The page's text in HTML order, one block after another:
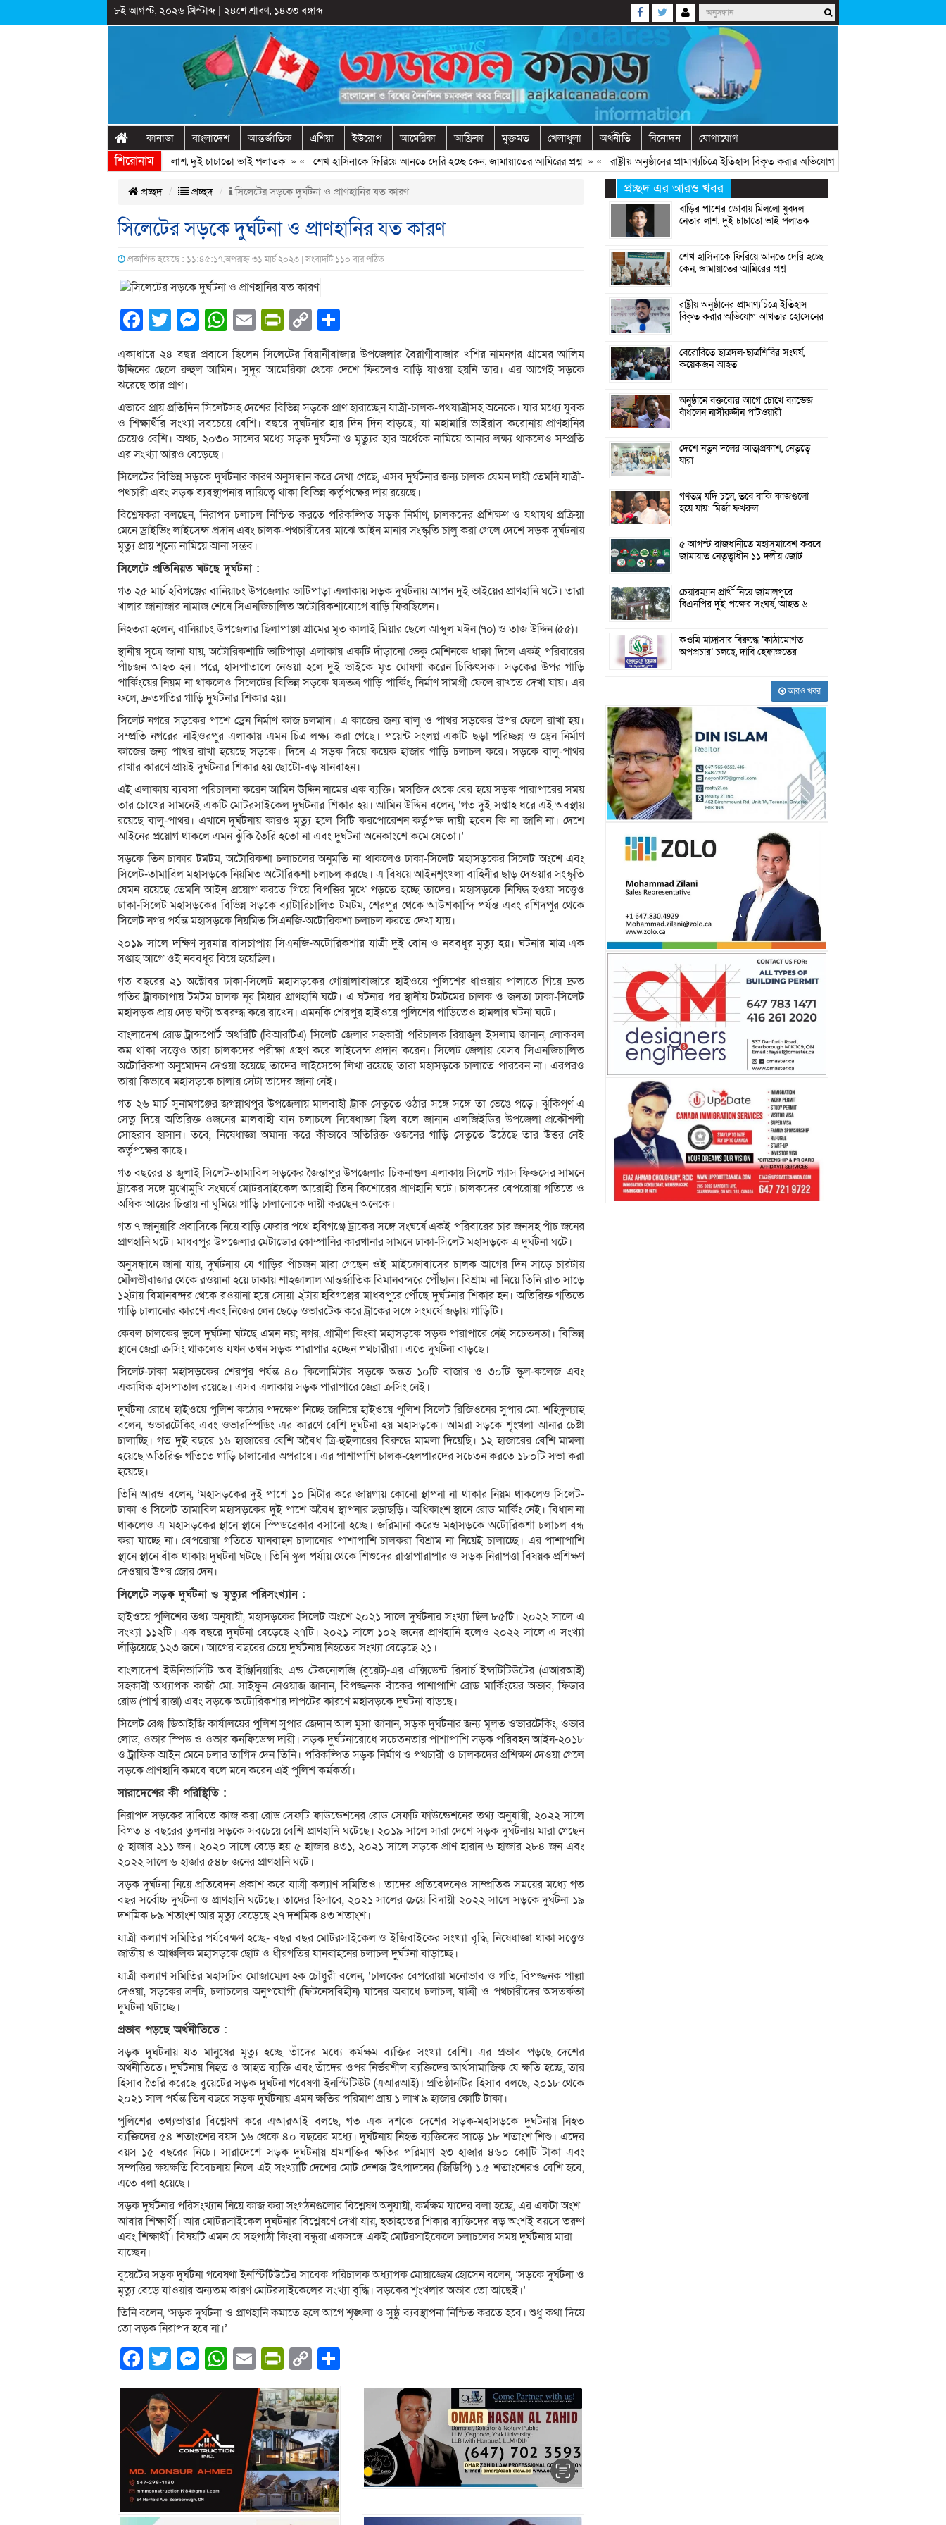
৮ই আগস্ট, ২০২৬ খ্রিস্টাব্দ| ২৪শে শ্রাবণ, ১৪৩৩ বঙ্গাব্দ
কানাডা বাংলাদেশ আন্তর্জাতিক এশিয়া ইউরোপ আমেরিকা আফ্রিকা মুক্তমত খেলাধুলা অর্থনীতি বিনোদন যোগাযোগ
শিরোনাম
ডোবায় মিললো যুবদল নেতার লাশ, দুই চাচাতো ভাই পলাতক» «শেখ হাসিনাকে ফিরিয়ে আনতে দেরি হচ্ছে কেন, জামায়াতের আমিরের প্রশ্ন» «রাষ্ট্রীয় অনুষ্ঠানের প্রামাণ্যচিত্রে ইতিহাস বিকৃত করার অভিযোগ আখতার হোসেনের
প্রচ্ছদ প্রচ্ছদ সিলেটের সড়কে দুর্ঘটনা ও প্রাণহানির যত কারণ
সিলেটের সড়কে দুর্ঘটনা ও প্রাণহানির যত কারণ
প্রকাশিত হয়েছে : ১১:৪৫:১৭,অপরাহ্ন ৩১ মার্চ ২০২৩ | সংবাদটি ১১০ বার পঠিত
Facebook
Twitter
Messenger
WhatsApp
EmailPrintFriendly
Copy
Link
একাধারে ২৪ বছর প্রবাসে ছিলেন সিলেটের বিয়ানীবাজার উপজেলার বৈরাগীবাজার খশির নামনগর গ্রামের আলিম
উদ্দিনের ছেলে রুহুল আমিন। সুদূর আমেরিকা থেকে দেশে ফিরলেও বাড়ি যাওয়া হয়নি তার। এর আগেই সড়কে
ঝরেছে তার প্রাণ।
এভাবে প্রায় প্রতিদিন সিলেটসহ দেশের বিভিন্ন সড়কে প্রাণ হারাচ্ছেন যাত্রী-চালক-পথযাত্রীসহ অনেকে। যার মধ্যে যুবক
ও শিক্ষার্থীর সংখ্যা সবচেয়ে বেশি। বছরে দুর্ঘটনার হার দিন দিন বাড়ছে; যা মহামারি ভাইরাস করোনায় প্রাণহানির
চেয়েও বেশি। অথচ, ২০৩০ সালের মধ্যে সড়ক দুর্ঘটনা ও মৃত্যুর হার অর্ধেকে নামিয়ে আনার লক্ষ্য থাকলেও সম্প্রতি
এর সংখ্যা আরও বেড়েছে।
সিলেটের বিভিন্ন সড়কে দুর্ঘটনার কারণ অনুসন্ধান করে দেখা গেছে, এসব দুর্ঘটনার জন্য চালক যেমন দায়ী তেমনি যাত্রী-
পথচারী এবং সড়ক ব্যবস্থাপনার দায়িত্বে থাকা বিভিন্ন কর্তৃপক্ষের দায় রয়েছে।
বিশ্লেষকরা বলছেন, নিরাপদ চলাচল নিশ্চিত করতে পরিকল্পিত সড়ক নির্মাণ, চালকদের প্রশিক্ষণ ও যথাযথ প্রক্রিয়া
মেনে ড্রাইভিং লাইসেন্স প্রদান এবং চালক-পথচারীদের মাঝে আইন মানার সংস্কৃতি চালু করা গেলে দেশে সড়ক দুর্ঘটনায়
মৃত্যু প্রায় শূন্যে নামিয়ে আনা সম্ভব।
সিলেটে প্রতিনিয়ত ঘটছে দুর্ঘটনা :
গত ২৫ মার্চ হবিগঞ্জের বানিয়াচং উপজেলার ভাটিপাড়া এলাকায় সড়ক দুর্ঘটনায় আপন দুই ভাইয়ের প্রাণহানি ঘটে। তারা
খালার জানাজার নামাজ শেষে সিএনজিচালিত অটোরিকশাযোগে বাড়ি ফিরছিলেন।
নিহতরা হলেন, বানিয়াচং উপজেলার ছিলাপাঞ্জা গ্রামের মৃত কালাই মিয়ার ছেলে আব্দুল মঈন (৭০) ও তাজ উদ্দিন (৫৫)।
স্থানীয় সূত্রে জানা যায়, অটোরিকশাটি ভাটিপাড়া এলাকায় একটি দাঁড়ানো ভেকু মেশিনকে ধাক্কা দিলে একই পরিবারের
পাঁচজন আহত হন। পরে, হাসপাতালে নেওয়া হলে দুই ভাইকে মৃত ঘোষণা করেন চিকিৎসক। সড়কের উপর গাড়ি
পার্কিংয়ের নিয়ম না থাকলেও সিলেটের বিভিন্ন সড়কে যত্রতত্র গাড়ি পার্কিং, নির্মাণ সামগ্রী ফেলে রাখতে দেখা যায়। এর
ফলে, দ্রুতগতির গাড়ি দুর্ঘটনার শিকার হয়।
সিলেট নগরে সড়কের পাশে ড্রেন নির্মাণ কাজ চলমান। এ কাজের জন্য বালু ও পাথর সড়কের উপর ফেলে রাখা হয়।
সম্প্রতি নগরের নাইওরপুর এলাকায় এমন চিত্র লক্ষ্য করা গেছে। পয়েন্ট সংলগ্ন একটি ছড়া পরিচ্ছন্ন ও ড্রেন নির্মাণ
কাজের জন্য পাথর রাখা হয়েছে সড়কে। দিনে এ সড়ক দিয়ে কয়েক হাজার গাড়ি চলাচল করে। সড়কে বালু-পাথর
রাখার কারণে প্রায়ই দুর্ঘটনার শিকার হয় ছোটো-বড় যানবাহন।
এই এলাকায় ব্যবসা পরিচালনা করেন আমিন উদ্দিন নামের এক ব্যক্তি। মসজিদ থেকে বের হয়ে সড়ক পারাপারের সময়
তার চোখের সামনেই একটি মোটরসাইকেল দুর্ঘটনার শিকার হয়। আমিন উদ্দিন বলেন, ‘গত দুই সপ্তাহ ধরে এই অবস্থায়
রয়েছে বালু-পাথর। এখানে দুর্ঘটনায় কারও মৃত্যু হলে সিটি করপোরেশন কর্তৃপক্ষ দায়ী হবেন কি না জানি না। দেশে
আইনের প্রয়োগ থাকলে এমন ঝুঁকি তৈরি হতো না এবং দুর্ঘটনা অনেকাংশে কমে যেতো।’
সড়কে তিন চাকার টমটম, অটোরিকশা চলাচলের অনুমতি না থাকলেও ঢাকা-সিলেট মহাসড়কের সিলেট অংশে এবং
সিলেট-তামাবিল মহাসড়কে নিয়মিত অটোরিকশা চলাচল করছে। এ বিষয়ে আইনশৃংখলা বাহিনীর ছাড় দেওয়ার সংস্কৃতি
যেমন রয়েছে তেমনি আইন প্রয়োগ করতে গিয়ে বিপত্তির মুখে পড়তে হচ্ছে তাদের। মহাসড়কে নিষিদ্ধ হওয়া সত্ত্বেও
ঢাকা-সিলেট মহাসড়কের বিভিন্ন সড়কে ব্যাটারিচালিত টমটম, শেরপুর থেকে আউশকান্দি পর্যন্ত এবং রশিদপুর থেকে
সিলেট নগর পর্যন্ত মহাসড়কে নিয়মিত সিএনজি-অটোরিকশা চলাচল করতে দেখা যায়।
২০১৯ সালে দক্ষিণ সুরমায় বাসচাপায় সিএনজি-অটোরিকশার যাত্রী দুই বোন ও নববধূর মৃত্যু হয়। ঘটনার মাত্র এক
সপ্তাহ আগে ওই নববধূর বিয়ে হয়েছিল।
গত বছরের ২১ অক্টোবর ঢাকা-সিলেট মহাসড়কের গোয়ালাবাজারে হাইওয়ে পুলিশের ধাওয়ায় পালাতে গিয়ে দ্রুত
গতির ট্রাকচাপায় টমটম চালক নূর মিয়ার প্রাণহানি ঘটে। এ ঘটনার পর স্থানীয় টমটমের চালক ও জনতা ঢাকা-সিলেট
মহাসড়ক প্রায় দেড় ঘণ্টা অবরুদ্ধ করে রাখেন। এমনকি শেরপুর হাইওয়ে পুলিশের গাড়িতেও হামলার ঘটনা ঘটে।
বাংলাদেশ রোড ট্রান্সপোর্ট অথরিটি (বিআরটিএ) সিলেট জেলার সহকারী পরিচালক রিয়াজুল ইসলাম জানান, লোকবল
কম থাকা সত্ত্বেও তারা চালকদের পরীক্ষা গ্রহণ করে লাইসেন্স প্রদান করেন। সিলেট জেলায় যেসব সিএনজিচালিত
অটোরিকশা অনুমোদন দেওয়া হয়েছে তাদের লাইসেন্সে লিখা রয়েছে তারা মহাসড়কে চালাতে পারবেন না। এরপরও
তারা কিভাবে মহাসড়কে চালায় সেটা তাদের জানা নেই।
গত ২৬ মার্চ সুনামগঞ্জের জগন্নাথপুর উপজেলায় মালবাহী ট্রাক সেতুতে ওঠার সঙ্গে সঙ্গে তা ভেঙে পড়ে। ঝুঁকিপূর্ণ এ
সেতু দিয়ে অতিরিক্ত ওজনের মালবাহী যান চলাচলে নিষেধাজ্ঞা ছিল বলে জানান এলজিইডির উপজেলা প্রকৌশলী
সোহরাব হাসান। তবে, নিষেধাজ্ঞা অমান্য করে কীভাবে অতিরিক্ত ওজনের গাড়ি সেতুতে উঠেছে তার উত্তর নেই
কর্তৃপক্ষের কাছে।
গত বছরের ৪ জুলাই সিলেট-তামাবিল সড়কের জৈন্তাপুর উপজেলার চিকনাগুল এলাকায় সিলেট গ্যাস ফিল্ডসের সামনে
ট্রাকের সঙ্গে মুখোমুখি সংঘর্ষে মোটরসাইকেল আরোহী তিন কিশোরের প্রাণহানি ঘটে। চালকদের বেপরোয়া গতিতে ও
অধিক আয়ের চিন্তায় না ঘুমিয়ে গাড়ি চালানোকে দায়ী করছেন অনেকে।
গত ৭ জানুয়ারি প্রবাসিকে নিয়ে বাড়ি ফেরার পথে হবিগঞ্জে ট্রাকের সঙ্গে সংঘর্ষে একই পরিবারের চার জনসহ পাঁচ জনের
প্রাণহানি ঘটে। মাধবপুর উপজেলার মেটাডোর কোম্পানির কারখানার সামনে ঢাকা-সিলেট মহাসড়কে এ দুর্ঘটনা ঘটে।
অনুসন্ধানে জানা যায়, দুর্ঘটনায় যে গাড়ির পাঁচজন মারা গেছেন ওই মাইক্রোবাসের চালক আগের দিন সাড়ে চারটায়
মৌলভীবাজার থেকে রওয়ানা হয়ে ঢাকায় শাহজালাল আন্তর্জাতিক বিমানবন্দরে পৌঁছান। বিশ্রাম না নিয়ে তিনি রাত সাড়ে
১২টায় বিমানবন্দর থেকে রওয়ানা হয়ে সোয়া ২টায় হবিগঞ্জের মাধবপুরে পৌঁছে দুর্ঘটনার শিকার হন। অতিরিক্ত গতিতে
গাড়ি চালানোর কারণে এবং নিজের লেন ছেড়ে ওভারটেক করে ট্রাকের সঙ্গে সংঘর্ষে জড়ায় গাড়িটি।
কেবল চালকের ভুলে দুর্ঘটনা ঘটছে এমন নয়; নগর, গ্রামীণ কিংবা মহাসড়কে সড়ক পারাপারে নেই সচেতনতা। বিভিন্ন
স্থানে জেব্রা ক্রসিং থাকলেও যখন তখন সড়ক পারাপার হচ্ছেন পথচারীরা। এতে দুর্ঘটনা বাড়ছে।
সিলেট-ঢাকা মহাসড়কের শেরপুর পর্যন্ত ৪০ কিলোমিটার সড়কে অন্তত ১০টি বাজার ও ৩০টি স্কুল-কলেজ এবং
একাধিক হাসপাতাল রয়েছে। এসব এলাকায় সড়ক পারাপারে জেব্রা ক্রসিং নেই।
দুর্ঘটনা রোধে হাইওয়ে পুলিশ কঠোর পদক্ষেপ নিচ্ছে জানিয়ে হাইওয়ে পুলিশ সিলেট রিজিওনের সুপার মো. শহিদুল্যাহ
বলেন, ওভারটেকিং এবং ওভারস্পিডিং এর কারণে বেশি দুর্ঘটনা হয় মহাসড়কে। আমরা সড়কে শৃংখলা আনার চেষ্টা
চালাচ্ছি। গত দুই বছরে ১৬ হাজারের বেশি অবৈধ ত্রি-হুইলারের বিরুদ্ধে মামলা দিয়েছি। ১২ হাজারের বেশি মামলা
হয়েছে অতিরিক্ত গতিতে গাড়ি চালানোর অপরাধে। এর পাশাপাশি চালক-হেলপারদের সচেতন করতে ১৮০টি সভা করা
হয়েছে।
তিনি আরও বলেন, ‘মহাসড়কের দুই পাশে ১০ মিটার করে জায়গায় কোনো স্থাপনা না থাকার নিয়ম থাকলেও সিলেট-
ঢাকা ও সিলেট তামাবিল মহাসড়কের দুই পাশে অবৈধ স্থাপনার ছড়াছড়ি। অধিকাংশ স্থানে রোড মার্কিং নেই। বিধান না
থাকলেও এ মহাসড়কের স্থানে স্থানে স্পিডব্রেকার বসানো হচ্ছে। জরিমানা করেও মহাসড়কে অটোরিকশা চলাচল বন্ধ
করা যাচ্ছে না। বেপরোয়া গতিতে যানবাহন চালানোর পাশাপাশি চালকরা বিশ্রাম না নিয়েই চালাচ্ছে। এর পাশাপাশি
স্থানে স্থানে বাঁক থাকায় দুর্ঘটনা ঘটছে। তিনি স্কুল পর্যায় থেকে শিশুদের রাস্তাপারাপার ও সড়ক নিরাপত্তা বিষয়ক প্রশিক্ষণ
দেওয়ার উপর জোর দেন।
সিলেটে সড়ক দুর্ঘটনা ও মৃত্যুর পরিসংখ্যান :
হাইওয়ে পুলিশের তথ্য অনুযায়ী, মহাসড়কের সিলেট অংশে ২০২১ সালে দুর্ঘটনার সংখ্যা ছিল ৮৫টি। ২০২২ সালে এ
সংখ্যা ১১২টি। এক বছরে দুর্ঘটনা বেড়েছে ২৭টি। ২০২১ সালে ১০২ জনের প্রাণহানি হলেও ২০২২ সালে এ সংখ্যা
দাঁড়িয়েছে ১২৩ জনে। আগের বছরের চেয়ে দুর্ঘটনায় নিহতের সংখ্যা বেড়েছে ২১।
বাংলাদেশ ইউনিভার্সিটি অব ইঞ্জিনিয়ারিং এন্ড টেকনোলজি (বুয়েট)-এর এক্সিডেন্ট রিসার্চ ইন্সটিটিউটের (এআরআই)
সহকারী অধ্যাপক কাজী মো. সাইফুন নেওয়াজ জানান, বিপজ্জনক বাঁকের পাশাপাশি রোড মার্কিংয়ের অভাব, ফিডার
রোড (পার্শ্ব রাস্তা) এবং সড়কে অটোরিকশার দাপটের কারণে মহাসড়কে দুর্ঘটনা বাড়ছে।
সিলেট রেঞ্জ ডিআইজি কার্যালয়ের পুলিশ সুপার জেদান আল মুসা জানান, সড়ক দুর্ঘটনার জন্য মূলত ওভারটেকিং, ওভার
লোড, ওভার স্পিড ও ওভার কনফিডেন্স দায়ী। সড়ক দুর্ঘটনারোধে সচেতনতার পাশাপাশি সড়ক পরিবহন আইন-২০১৮
ও ট্রাফিক আইন মেনে চলার তাগিদ দেন তিনি। পরিকল্পিত সড়ক নির্মাণ ও পথচারী ও চালকদের প্রশিক্ষণ দেওয়া গেলে
সড়কে প্রাণহানি কমবে বলে মনে করেন এই পুলিশ কর্মকর্তা।
সারাদেশের কী পরিস্থিতি :
নিরাপদ সড়কের দাবিতে কাজ করা রোড সেফটি ফাউন্ডেশনের রোড সেফটি ফাউন্ডেশনের তথ্য অনুযায়ী, ২০২২ সালে
বিগত ৪ বছরের তুলনায় সড়কে সবচেয়ে বেশি প্রাণহানি ঘটেছে। ২০১৯ সালে সারা দেশে সড়ক দুর্ঘটনায় মারা গেছেন
৫ হাজার ২১১ জন। ২০২০ সালে বেড়ে হয় ৫ হাজার ৪৩১, ২০২১ সালে সড়কে প্রাণ হারান ৬ হাজার ২৮৪ জন এবং
২০২২ সালে ৬ হাজার ৫৪৮ জনের প্রাণহানি ঘটে।
সড়ক দুর্ঘটনা নিয়ে প্রতিবেদন প্রকাশ করে যাত্রী কল্যাণ সমিতিও। তাদের প্রতিবেদনেও সাম্প্রতিক সময়ের মধ্যে গত
বছর সর্বোচ্চ দুর্ঘটনা ও প্রাণহানি ঘটেছে। তাদের হিসাবে, ২০২১ সালের চেয়ে বিদায়ী ২০২২ সালে সড়কে দুর্ঘটনা ১৯
দশমিক ৮৯ শতাংশ আর মৃত্যু বেড়েছে ২৭ দশমিক ৪৩ শতাংশ।
যাত্রী কল্যাণ সমিতির পর্যবেক্ষণ হচ্ছে- বছর বছর মোটরসাইকেল ও ইজিবাইকের সংখ্যা বৃদ্ধি, নিষেধাজ্ঞা থাকা সত্ত্বেও
জাতীয় ও আঞ্চলিক মহাসড়কে ছোট ও ধীরগতির যানবাহনের চলাচল দুর্ঘটনা বাড়াচ্ছে।
যাত্রী কল্যাণ সমিতির মহাসচিব মোজাম্মেল হক চৌধুরী বলেন, ‘চালকের বেপরোয়া মনোভাব ও গতি, বিপজ্জনক পাল্লা
দেওয়া, সড়কের ত্রুটি, চলাচলের অনুপযোগী (ফিটনেসবিহীন) যানের অবাধে চলাচল, যাত্রী ও পথচারীদের অসতর্কতা
দুর্ঘটনা ঘটাচ্ছে।
প্রভাব পড়ছে অর্থনীতিতে :
সড়ক দুর্ঘটনায় যত মানুষের মৃত্যু হচ্ছে তাঁদের মধ্যে কর্মক্ষম ব্যক্তির সংখ্যা বেশি। এর প্রভাব পড়ছে দেশের
অর্থনীতিতে। দুর্ঘটনায় নিহত ও আহত ব্যক্তি এবং তাঁদের ওপর নির্ভরশীল ব্যক্তিদের আর্থসামাজিক যে ক্ষতি হচ্ছে, তার
হিসাব তৈরি করেছে বুয়েটের সড়ক দুর্ঘটনা গবেষণা ইনস্টিটিউট (এআরআই)। প্রতিষ্ঠানটির হিসাব বলছে, ২০১৮ থেকে
২০২১ সাল পর্যন্ত তিন বছরে সড়ক দুর্ঘটনায় এমন ক্ষতির পরিমাণ প্রায় ১ লাখ ৯ হাজার কোটি টাকা।
পুলিশের তথ্যভাণ্ডার বিশ্লেষণ করে এআরআই বলছে, গত এক দশকে দেশের সড়ক-মহাসড়কে দুর্ঘটনায় নিহত
ব্যক্তিদের ৫৪ শতাংশের বয়স ১৬ থেকে ৪০ বছরের মধ্যে। দুর্ঘটনায় নিহত ব্যক্তিদের সাড়ে ১৮ শতাংশ শিশু। এদের
বয়স ১৫ বছরের নিচে। সারাদেশে সড়ক দুর্ঘটনায় শ্রমশক্তির ক্ষতির পরিমাণ ২৩ হাজার ৪৬০ কোটি টাকা এবং
সম্পত্তির ক্ষয়ক্ষতি বিবেচনায় নিলে এই সংখ্যাটি দেশের মোট দেশজ উৎপাদনের (জিডিপি) ১.৫ শতাংশেরও বেশি হবে,
এতে বলা হয়েছে।
সড়ক দুর্ঘটনার পরিসংখ্যান নিয়ে কাজ করা সংগঠনগুলোর বিশ্লেষণ অনুযায়ী, কর্মক্ষম যাদের বলা হচ্ছে, এর একটা অংশ
আবার শিক্ষার্থী। আর মোটরসাইকেল দুর্ঘটনার বিশ্লেষণে দেখা যায়, হতাহতের শিকার ব্যক্তিদের বড় অংশই বয়সে তরুণ
এবং শিক্ষার্থী। বিষয়টি এমন যে সহপাঠী কিংবা বন্ধুরা একসঙ্গে একই মোটরসাইকেলে চলাচলের সময় দুর্ঘটনায় মারা
যাচ্ছেন।
বুয়েটের সড়ক দুর্ঘটনা গবেষণা ইনস্টিটিউটের সাবেক পরিচালক অধ্যাপক মোয়াজ্জেম হোসেন বলেন, ‘সড়কে দুর্ঘটনা ও
মৃত্যু বেড়ে যাওয়ার অন্যতম কারণ মোটরসাইকেলের সংখ্যা বৃদ্ধি। সড়কের শৃংখলার অভাব তো আছেই।’
তিনি বলেন, ‘সড়ক দুর্ঘটনা ও প্রাণহানি কমাতে হলে আগে শৃঙ্খলা ও সুষ্ঠু ব্যবস্থাপনা নিশ্চিত করতে হবে। শুধু কথা দিয়ে
তো সড়ক নিরাপদ হবে না।’
Facebook
Twitter
Messenger
WhatsApp
EmailPrintFriendly
Copy
Link
প্রচ্ছদ এর আরও খবর
বাড়ির পাশের ডোবায় মিললো যুবদল
নেতার লাশ, দুই চাচাতো ভাই পলাতক
শেখ হাসিনাকে ফিরিয়ে আনতে দেরি হচ্ছে
কেন, জামায়াতের আমিরের প্রশ্ন
রাষ্ট্রীয় অনুষ্ঠানের প্রামাণ্যচিত্রে ইতিহাস
বিকৃত করার অভিযোগ আখতার হোসেনের
বেরোবিতে ছাত্রদল-ছাত্রশিবির সংঘর্ষ,
কয়েকজন আহত
অনুষ্ঠানে বক্তব্যের আগে চোখে ব্যান্ডেজ
বাঁধলেন নাসীরুদ্দীন পাটওয়ারী
দেশে নতুন দলের আত্মপ্রকাশ, নেতৃত্বে
যারা
গণতন্ত্র যদি চলে, তবে বাকি কাজগুলো
হয়ে যায়: মির্জা ফখরুল
৫ আগস্ট রাজধানীতে মহাসমাবেশ করবে
জামায়াত নেতৃত্বাধীন ১১ দলীয় জোট
চেয়ারম্যান প্রার্থী নিয়ে জামালপুরে
বিএনপির দুই পক্ষের সংঘর্ষ, আহত ৬
কওমি মাদ্রাসার বিরুদ্ধে ‘কাঠামোগত
অপপ্রচার’ চলছে, দাবি হেফাজতের
আরও খবর